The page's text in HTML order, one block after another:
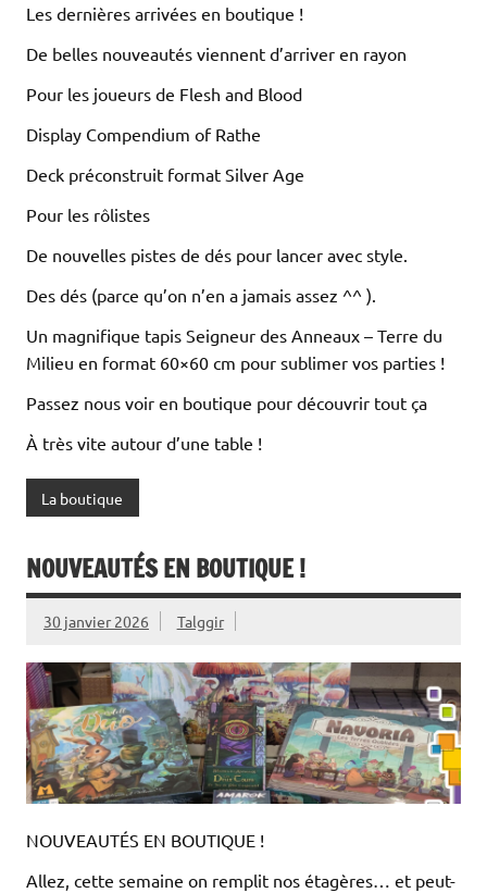
Les dernières arrivées en boutique !
De belles nouveautés viennent d’arriver en rayon
Pour les joueurs de Flesh and Blood
Display Compendium of Rathe
Deck préconstruit format Silver Age
Pour les rôlistes
De nouvelles pistes de dés pour lancer avec style.
Des dés (parce qu’on n’en a jamais assez ^^ ).
Un magnifique tapis Seigneur des Anneaux – Terre du
Milieu en format 60×60 cm pour sublimer vos parties !
Passez nous voir en boutique pour découvrir tout ça
À très vite autour d’une table !
La boutique
NOUVEAUTÉS EN BOUTIQUE !
30 janvier 2026 Talggir
NOUVEAUTÉS EN BOUTIQUE !
Allez, cette semaine on remplit nos étagères… et peut-